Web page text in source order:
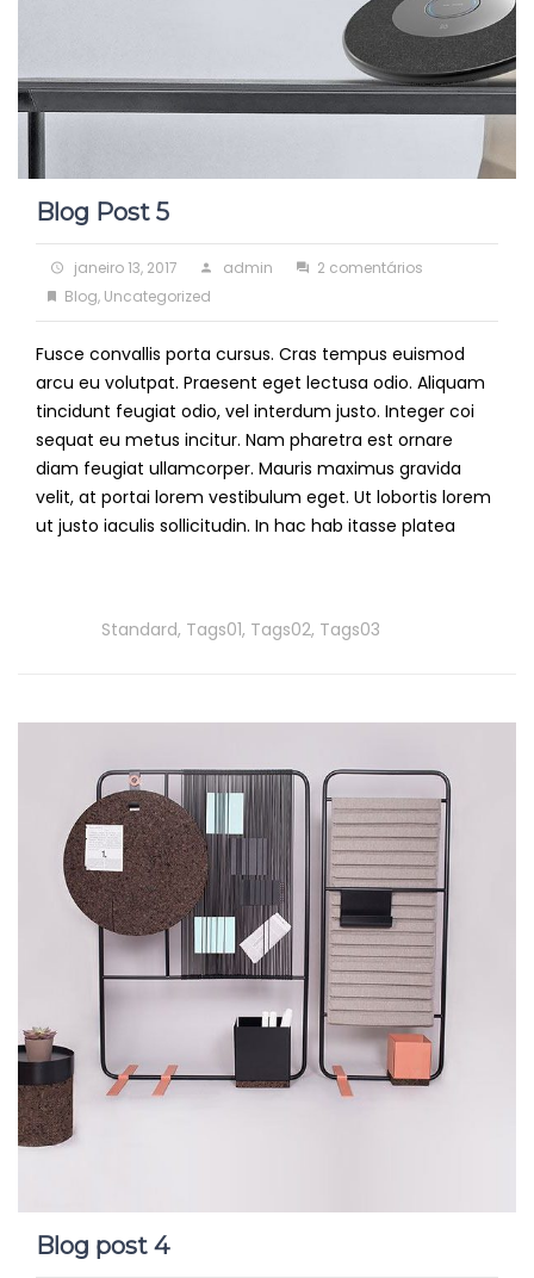
Blog Post 5
Posted
on
janeiro 13, 2017 Author
admin 2 comentários
Post
5
Categories
Blog, Uncategorized
Fusce convallis porta cursus. Cras tempus euismod
arcu eu volutpat. Praesent eget lectusa odio. Aliquam
tincidunt feugiat odio, vel interdum justo. Integer coi
sequat eu metus incitur. Nam pharetra est ornare
diam feugiat ullamcorper. Mauris maximus gravida
velit, at portai lorem vestibulum eget. Ut lobortis lorem
ut justo iaculis sollicitudin. In hac hab itasse platea
Standard, Tags01, Tags02, Tags03
Blog post 4